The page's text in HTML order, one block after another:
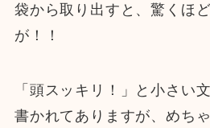
袋から取り出すと、驚くほ
が！！
「頭スッキリ！」と小さい
書かれてありますが、めち